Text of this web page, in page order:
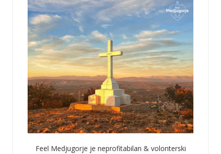
Feel Medjugorje je neprofitabilan & volonterski